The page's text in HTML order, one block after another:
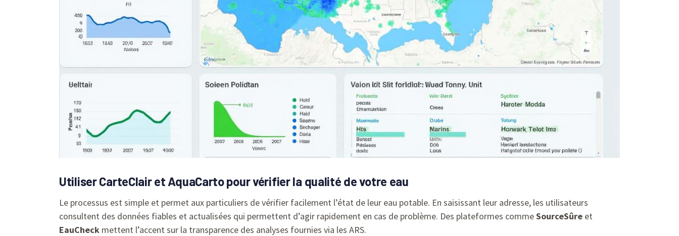
Utiliser CarteClair et AquaCarto pour vérifier la qualité de votre eau
Le processus est simple et permet aux particuliers de vérifier facilement l’état de leur eau potable. En saisissant leur adresse, les utilisateurs
consultent des données fiables et actualisées qui permettent d’agir rapidement en cas de problème. Des plateformes commeSourceSûre et
EauCheck mettent l’accent sur la transparence des analyses fournies via les ARS.